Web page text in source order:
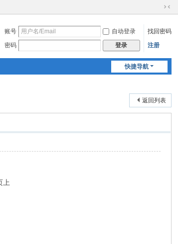
切
到
账号 自动登录
找回密码
密码
登录 注册
快捷导航
返回列表
上